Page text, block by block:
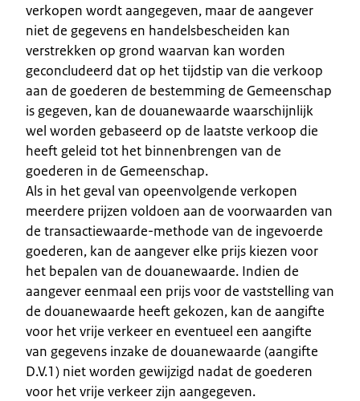
verkopen wordt aangegeven, maar de aangever
niet de gegevens en handelsbescheiden kan
verstrekken op grond waarvan kan worden
geconcludeerd dat op het tijdstip van die verkoop
aan de goederen de bestemming de Gemeenschap
is gegeven, kan de douanewaarde waarschijnlijk
wel worden gebaseerd op de laatste verkoop die
heeft geleid tot het binnenbrengen van de
goederen in de Gemeenschap.
Als in het geval van opeenvolgende verkopen
meerdere prijzen voldoen aan de voorwaarden van
de transactiewaarde-methode van de ingevoerde
goederen, kan de aangever elke prijs kiezen voor
het bepalen van de douanewaarde. Indien de
aangever eenmaal een prijs voor de vaststelling van
de douanewaarde heeft gekozen, kan de aangifte
voor het vrije verkeer en eventueel een aangifte
van gegevens inzake de douanewaarde (aangifte
D.V.1) niet worden gewijzigd nadat de goederen
voor het vrije verkeer zijn aangegeven.